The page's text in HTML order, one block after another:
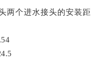
两个进水接头的安装距